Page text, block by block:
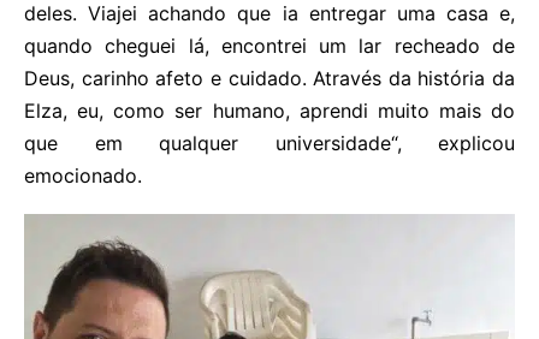
deles. Viajei achando que ia entregar uma casa e,
quando cheguei lá, encontrei um lar recheado de
Deus, carinho afeto e cuidado. Através da história da
Elza, eu, como ser humano, aprendi muito mais do
que em qualquer universidade“, explicou
emocionado.